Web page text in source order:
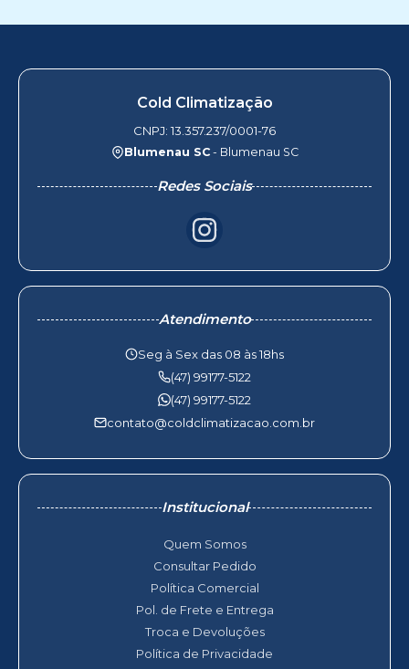
Cold Climatização
CNPJ: 13.357.237/0001-76
Blumenau SC- Blumenau SC
Redes Sociais
Atendimento
Seg à Sex das 08 às 18hs
(47) 99177-5122
(47) 99177-5122
contato@coldclimatizacao.com.br
Institucional
Quem Somos
Consultar Pedido
Política Comercial
Pol. de Frete e Entrega
Troca e Devoluções
Política de Privacidade